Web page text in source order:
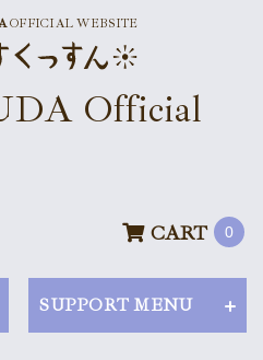
OFFICIAL WEBSITE
Official
CART 0
SUPPORT MENU